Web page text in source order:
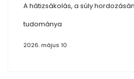
A hátizsákolás, a súly
tudománya
2026. május 10